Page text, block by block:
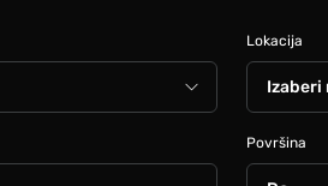
Lokacija
Izaberi
Površina